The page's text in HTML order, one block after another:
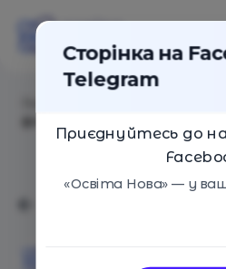
Сторінка на
Telegram
Приєднуйтесь до
«Освіта Нова» — у